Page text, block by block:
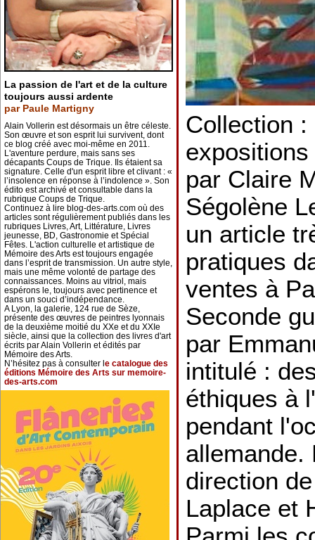
La passion de l'art et de la culture
toujours aussi ardente
par Paule Martigny
Alain Vollerin est désormais un être céleste.
Son œuvre et son esprit lui survivent, dont
ce blog créé avec moi-même en 2011.
L'aventure perdure, mais sans ses
décapants Coups de Trique. Ils étaient sa
signature. Celle d'un esprit libre et clivant : «
l’insolence en réponse à l’indolence ». Son
édito est archivé et consultable dans la
rubrique Coups de Trique.
Continuez à lire blog-des-arts.com où des
articles sont régulièrement publiés dans les
rubriques Livres, Art, Littérature, Livres
jeunesse, BD, Gastronomie et Spécial
Fêtes. L'action culturelle et artistique de
Mémoire des Arts est toujours engagée
dans l’esprit de transmission. Un autre style,
mais une même volonté de partage des
connaissances. Moins au vitriol, mais
espérons le, toujours avec pertinence et
dans un souci d’indépendance.
A Lyon, la galerie, 124 rue de Sèze,
présente des œuvres de peintres lyonnais
de la deuxième moitié du XXe et du XXIe
siècle, ainsi que la collection des livres d'art
écrits par Alain Vollerin et édités par
Mémoire des Arts.
N’hésitez pas à consulter l e catalogue des
éditions Mémoire des Arts sur memoire-
des-arts.com
Collection :
par Claire
Ségolène
un article
pratiques
ventes à
Seconde
par
intitulé :
éthiques à
pendant
allemande.
direction
Laplace et